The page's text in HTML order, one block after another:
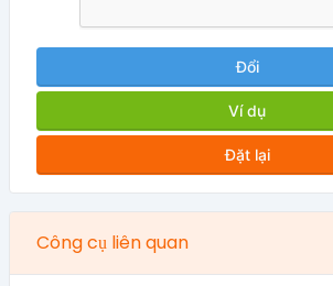
Đổi
Ví dụ
Đặt lại
Công cụ liên quan